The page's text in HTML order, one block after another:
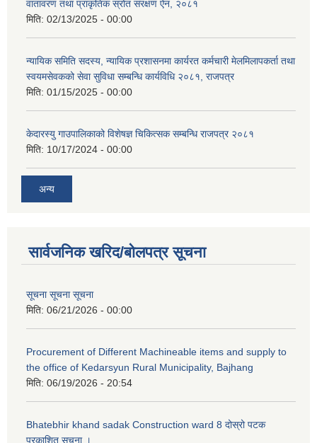
वातावरण तथा प्राकृतिक स्रोत संरक्षण ऐन, २०८१
मिति: 02/13/2025 - 00:00
न्यायिक समिति सदस्य, न्यायिक प्रशासनमा कार्यरत कर्मचारी मेलमिलापकर्ता तथा
स्वयमसेवकको सेवा सुविधा सम्बन्धि कार्यविधि २०८१, राजपत्र
मिति: 01/15/2025 - 00:00
केदारस्यु गाउपालिकाको विशेषज्ञ चिकित्सक सम्बन्धि राजपत्र २०८१
मिति: 10/17/2024 - 00:00
अन्य
सार्वजनिक खरिद/बोलपत्र सूचना
सूचना सूचना सूचना
मिति: 06/21/2026 - 00:00
Procurement of Different Machineable items and supply to
the office of Kedarsyun Rural Municipality, Bajhang
मिति: 06/19/2026 - 20:54
Bhatebhir khand sadak Construction ward 8 दोस्रो पटक
प्रकाशित सूचना ।